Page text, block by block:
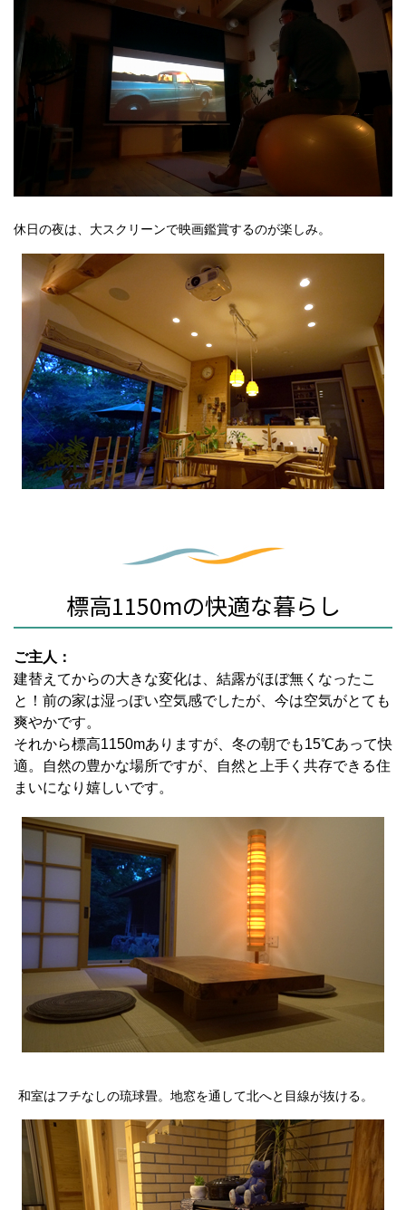
休日の夜は、大スクリーンで映画鑑賞するのが楽しみ。
標高1150mの快適な暮らし
ご主人：
建替えてからの大きな変化は、結露がほぼ無くなったこ
と！前の家は湿っぽい空気感でしたが、今は空気がとても
爽やかです。
それから標高1150mありますが、冬の朝でも15℃あって快
適。自然の豊かな場所ですが、自然と上手く共存できる住
まいになり嬉しいです。
和室はフチなしの琉球畳。地窓を通して北へと目線が抜ける。